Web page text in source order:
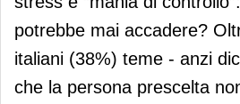
potrebbe mai accadere?
italiani (38%) teme - anzi
che la persona prescelta